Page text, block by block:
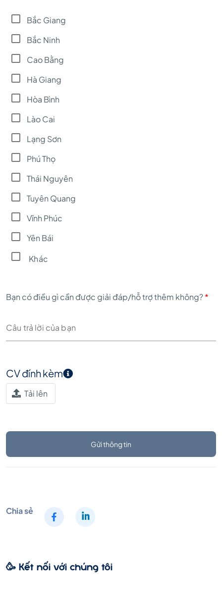
Bắc Giang
Bắc Ninh
Cao Bằng
Hà Giang
Hòa Bình
Lào Cai
Lạng Sơn
Phú Thọ
Thái Nguyên
Tuyên Quang
Vĩnh Phúc
Yên Bái
Khác
Bạn có điều gì cần được giải đáp/hỗ trợ thêm không?*
CV đính kèm
Tải lên
Gửi thông tin
Chia sẻ
🥳 Kết nối với chúng tôi